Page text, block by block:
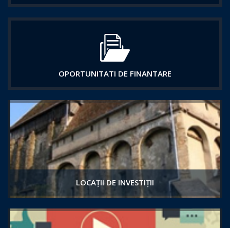
OPORTUNITATI DE FINANTARE
LOCAȚII DE INVESTIȚII